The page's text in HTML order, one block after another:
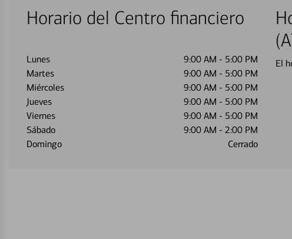
Horario del Centro financiero
Lunes 9:00 AM - 5:00 PM
Martes
9:00 AM - 5:00 PM
Miércoles
9:00 AM - 5:00 PM
Jueves
9:00 AM - 5:00 PM
Viernes
9:00 AM - 5:00 PM
Sábado
9:00 AM - 2:00 PM
Domingo
Cerrado
El